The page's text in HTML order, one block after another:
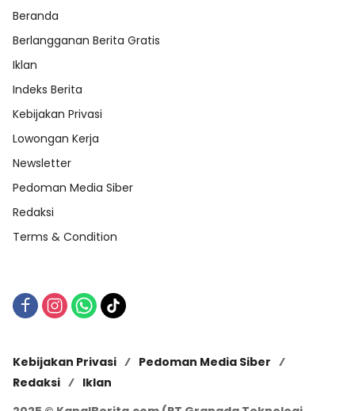
Beranda
Berlangganan Berita Gratis
Iklan
Indeks Berita
Kebijakan Privasi
Lowongan Kerja
Newsletter
Pedoman Media Siber
Redaksi
Terms & Condition
Kebijakan Privasi
Pedoman Media Siber
Redaksi
Iklan